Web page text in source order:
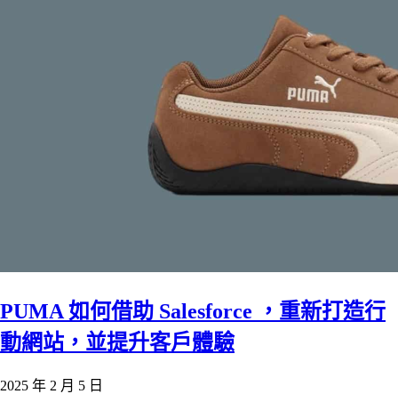
PUMA 如何借助 Salesforce ，重新打造行
動網站，並提升客戶體驗
2025 年 2 月 5 日